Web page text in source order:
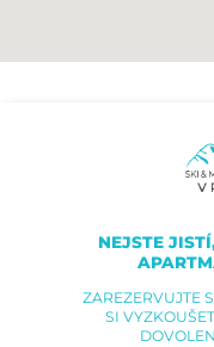
NEJSTE
ZAREZERVUJTE
SI